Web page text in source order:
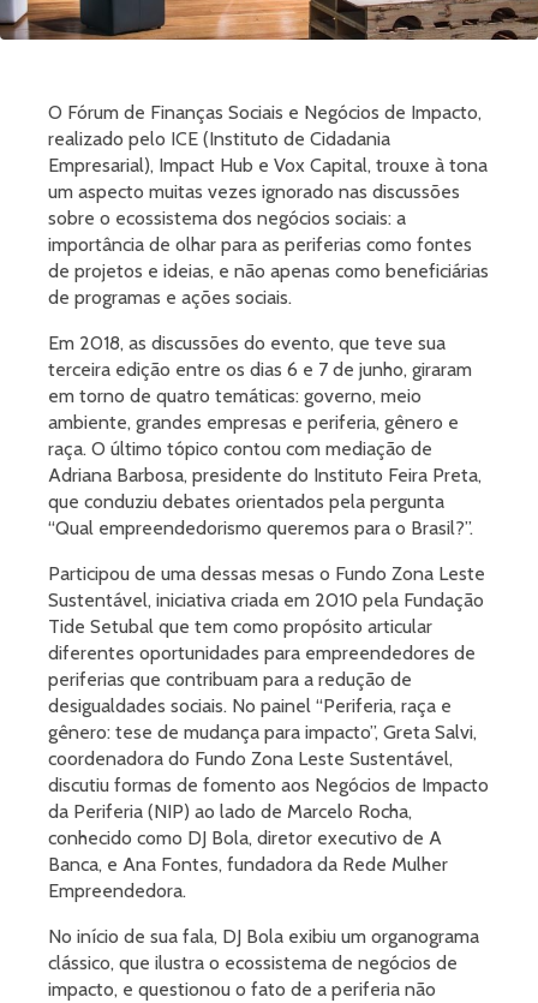
O Fórum de Finanças Sociais e Negócios de Impacto,
realizado pelo ICE (Instituto de Cidadania
Empresarial), Impact Hub e Vox Capital, trouxe à tona
um aspecto muitas vezes ignorado nas discussões
sobre o ecossistema dos negócios sociais: a
importância de olhar para as periferias como fontes
de projetos e ideias, e não apenas como beneficiárias
de programas e ações sociais.
Em 2018, as discussões do evento, que teve sua
terceira edição entre os dias 6 e 7 de junho, giraram
em torno de quatro temáticas: governo, meio
ambiente, grandes empresas e periferia, gênero e
raça. O último tópico contou com mediação de
Adriana Barbosa, presidente do Instituto Feira Preta,
que conduziu debates orientados pela pergunta
“Qual empreendedorismo queremos para o Brasil?”.
Participou de uma dessas mesas o Fundo Zona Leste
Sustentável, iniciativa criada em 2010 pela Fundação
Tide Setubal que tem como propósito articular
diferentes oportunidades para empreendedores de
periferias que contribuam para a redução de
desigualdades sociais. No painel “Periferia, raça e
gênero: tese de mudança para impacto”, Greta Salvi,
coordenadora do Fundo Zona Leste Sustentável,
discutiu formas de fomento aos Negócios de Impacto
da Periferia (NIP) ao lado de Marcelo Rocha,
conhecido como DJ Bola, diretor executivo de A
Banca, e Ana Fontes, fundadora da Rede Mulher
Empreendedora.
No início de sua fala, DJ Bola exibiu um organograma
clássico, que ilustra o ecossistema de negócios de
impacto, e questionou o fato de a periferia não